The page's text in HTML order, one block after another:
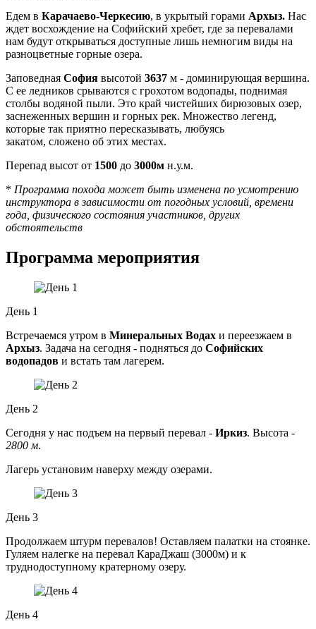
Едем в Карачаево-Черкесию, в укрытый горами Архыз. Нас
ждет восхождение на Софийский хребет, где за перевалами
нам будут открываться доступные лишь немногим виды на
разноцветные горные озера.
Заповедная София высотой 3637 м - доминирующая вершина.
С ее ледников срываются с грохотом водопады, поднимая
столбы водяной пыли. Это край чистейших бирюзовых озер,
заснеженных вершин и горных рек. Множество легенд,
которые так приятно пересказывать, любуясь
закатом, сложено об этих местах.
Перепад высот от 1500 до 3000м н.у.м.
* Программа похода может быть изменена по усмотрению
инструктора в зависимости от погодных условий, времени
года, физического состояния участников, других
обстоятельств
Программа мероприятия
День 1
Встречаемся утром в Минеральных Водах и переезжаем в
Архыз. Задача на сегодня - подняться до Софийских
водопадов и встать там лагерем.
День 2
Сегодня у нас подъем на первый перевал - Иркиз. Высота -
2800 м.
Лагерь установим наверху между озерами.
День 3
Продолжаем штурм перевалов! Оставляем палатки на стоянке.
Гуляем налегке на перевал КараДжаш (3000м) и к
труднодоступному кратерному озеру.
День 4